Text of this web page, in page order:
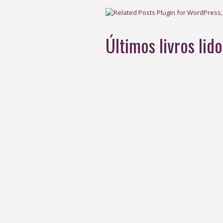
Últimos livros